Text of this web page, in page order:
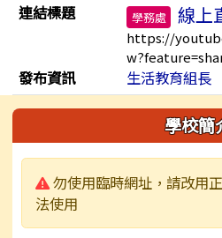
連結標題
學務處 線上
https://
發布資訊 生活教育組長
左邊區域內容 學校簡
警告:
勿使用臨時網址，請改用
法使用